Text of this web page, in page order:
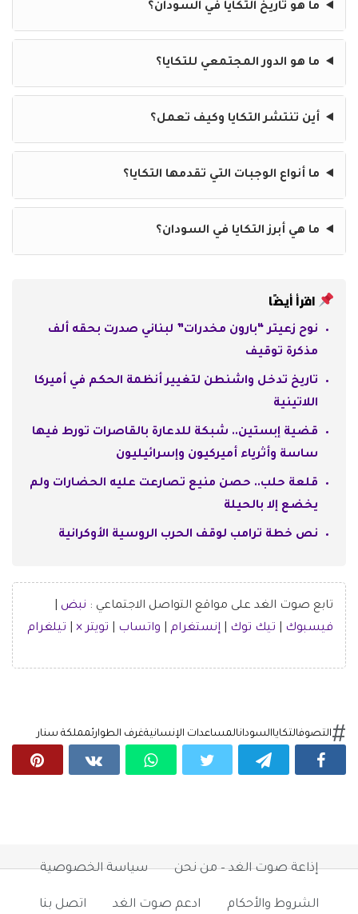
ما هو تاريخ التكايا في السودان؟
ما هو الدور المجتمعي للتكايا؟
أين تنتشر التكايا وكيف تعمل؟
ما أنواع الوجبات التي تقدمها التكايا؟
ما هي أبرز التكايا في السودان؟
اقرأ أيضًا
نوح زعيتر “بارون مخدرات” لبناني صدرت بحقه ألف
مذكرة توقيف
تاريخ تدخل واشنطن لتغيير أنظمة الحكم في أميركا
اللاتينية
قضية إبستين.. شبكة للدعارة بالقاصرات تورط فيها
ساسة وأثرياء أميركيون وإسرائيليون
قلعة حلب.. حصن منيع تصارعت عليه الحضارات ولم
يخضع إلا بالحيلة
نص خطة ترامب لوقف الحرب الروسية الأوكرانية
تابع صوت الغد على مواقع التواصل الاجتماعي : نبض
فيسبوك
تيك توك إنستغرام واتساب تويتر × تيلغرام
التصوفالتكاياالسودانالمساعدات الإنسانيةغرف الطوارئمملكة سنار
إذاعة صوت الغد – من نحن سياسة الخصوصية
الشروط والأحكام ادعم صوت الغد اتصل بنا